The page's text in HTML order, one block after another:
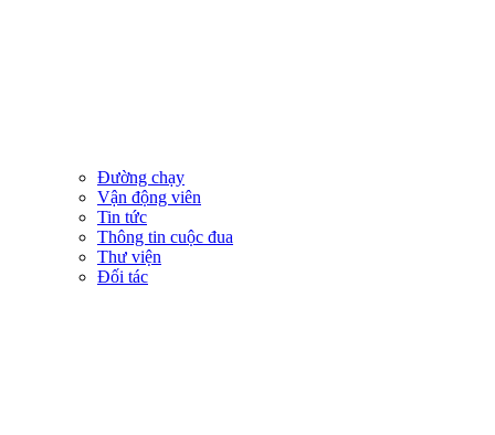
Đường chạy
Vận động viên
Tin tức
Thông tin cuộc đua
Thư viện
Đối tác